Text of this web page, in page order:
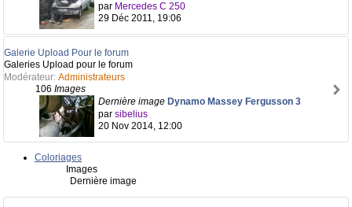
par Mercedes C 250
29 Déc 2011, 19:06
Galerie Upload Pour le forum
Galeries Upload pour le forum
Modérateur: Administrateurs
106 Images
Dernière image Dynamo Massey Fergusson 3
par sibelius
20 Nov 2014, 12:00
Coloriages
Images
Dernière image